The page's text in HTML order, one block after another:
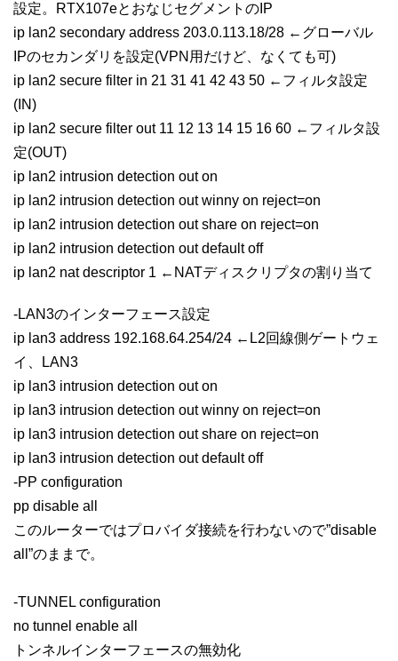
設定。RTX107eとおなじセグメントのIP
ip lan2 secondary address 203.0.113.18/28 ←グローバル
IPのセカンダリを設定(VPN用だけど、なくても可)
ip lan2 secure filter in 21 31 41 42 43 50 ←フィルタ設定
(IN)
ip lan2 secure filter out 11 12 13 14 15 16 60 ←フィルタ設
定(OUT)
ip lan2 intrusion detection out on
ip lan2 intrusion detection out winny on reject=on
ip lan2 intrusion detection out share on reject=on
ip lan2 intrusion detection out default off
ip lan2 nat descriptor 1 ←NATディスクリプタの割り当て
-LAN3のインターフェース設定
ip lan3 address 192.168.64.254/24 ←L2回線側ゲートウェ
イ、LAN3
ip lan3 intrusion detection out on
ip lan3 intrusion detection out winny on reject=on
ip lan3 intrusion detection out share on reject=on
ip lan3 intrusion detection out default off
-PP configuration
pp disable all
このルーターではプロバイダ接続を行わないので”disable
all”のままで。
-TUNNEL configuration
no tunnel enable all
トンネルインターフェースの無効化